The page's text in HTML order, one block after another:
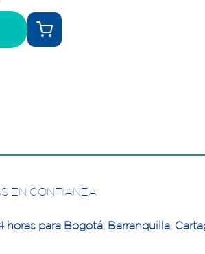
EN CONFIANZA
para Bogotá, Barranquilla,